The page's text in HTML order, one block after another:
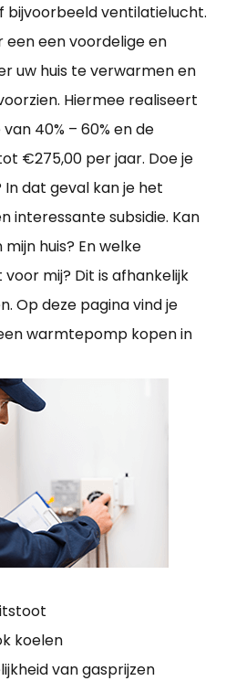
bijvoorbeeld ventilatielucht.
een voordelige en
uw huis te verwarmen en
Hiermee realiseert
40% – 60% en de
€275,00 per jaar. Doe je
dat geval kan je het
interessante subsidie. Kan
huis? En welke
mij? Dit is afhankelijk
Op deze pagina vind je
warmtepomp kopen in
koelen
van gasprijzen